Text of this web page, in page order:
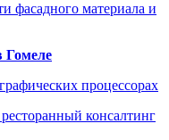
фасадного материала и
Гомеле
процессорах
консалтинг